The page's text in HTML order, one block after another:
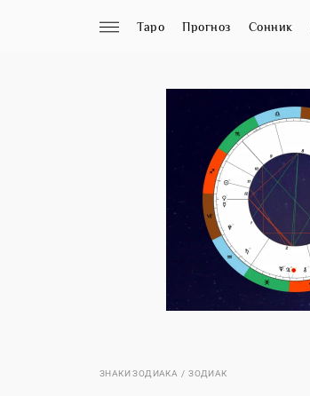
Таро Прогноз Сонник
ЗНАКИ ЗОДИАКА ЗОДИАК